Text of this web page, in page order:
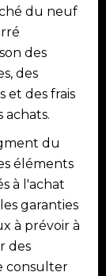
du neuf
des
des
et des frais
du
éléments
à l'achat
garanties
à prévoir à
des
consulter